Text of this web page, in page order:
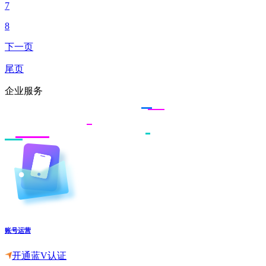
7
8
下一页
尾页
企业服务
账号运营
开通蓝V认证